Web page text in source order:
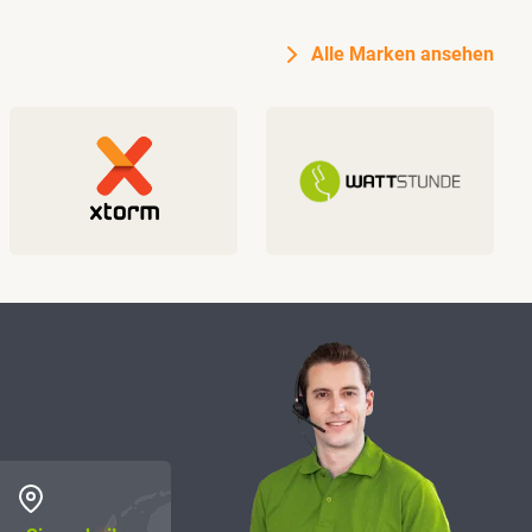
Alle Marken ansehen